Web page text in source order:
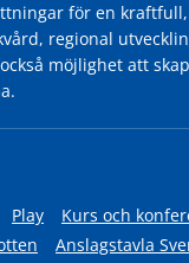
för en
regional
möjlighet att
Play Kurs och
Anslagstavla